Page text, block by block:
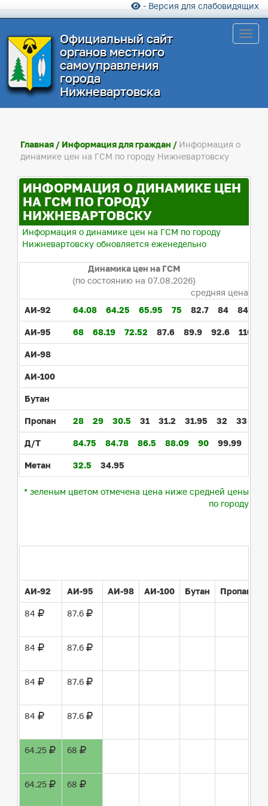
- Версия для слабовидящих
Официальный сайт
органов местного
самоуправления
города
Нижневартовска
Главная / Информация для граждан / Информация о
динамике цен на ГСМ по городу Нижневартовску
ИНФОРМАЦИЯ О ДИНАМИКЕ ЦЕН
НА ГСМ ПО ГОРОДУ
НИЖНЕВАРТОВСКУ
Информация о динамике цен на ГСМ по городу
Нижневартовску обновляется еженедельно
Динамика цен на ГСМ
(по состоянию на 07.08.2026)
средняя цена
АИ-92
64.08 64.25 65.95 75 82.7 84 84.9
АИ-95 68 68.19 72.52 87.6 89.9 92.6 110
АИ-98
АИ-100
Бутан
Пропан 28 29 30.5 31 31.2 31.95 32 33
Д/Т 84.75 84.78 86.5 88.09 90 99.99
Метан 32.5 34.95
* зеленым цветом отмечена цена ниже средней цены
по городу
АИ-92 АИ-95 АИ-98 АИ-100 Бутан Пропан
84 87.6
84 87.6
84 87.6
84 87.6
64.25 68
64.25 68